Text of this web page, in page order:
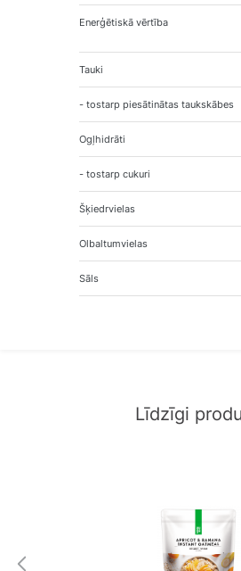
Enerģētiskā vērtība
Tauki
- tostarp piesātinātas taukskābes
Ogļhidrāti
- tostarp cukuri
Šķiedrvielas
Olbaltumvielas
Sāls
Līdzīgi